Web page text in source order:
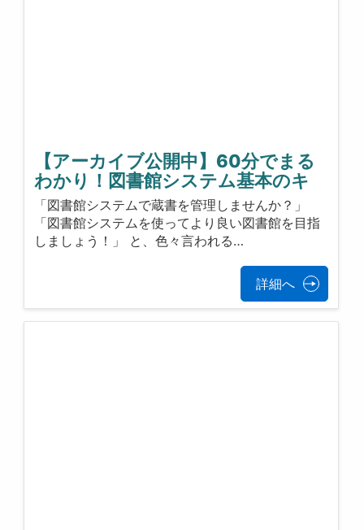
【アーカイブ公開中】60分でまる
わかり！図書館システム基本のキ
「図書館システムで蔵書を管理しませんか？」
「図書館システムを使ってより良い図書館を目指
しましょう！」 と、色々言われる…
詳細へ